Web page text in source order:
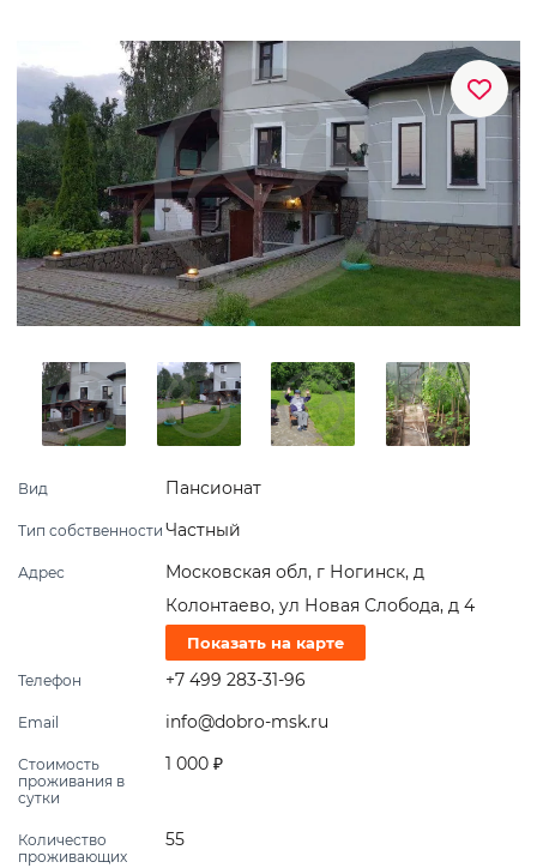
Вид Пансионат
Тип собственности Частный
Адрес
Московская обл, г Ногинск, д
Колонтаево, ул Новая Слобода, д 4
Показать на карте
Телефон +7 499 283-31-96
Email info@dobro-msk.ru
Стоимость
проживания в
сутки
1 000 ₽
Количество
проживающих
55